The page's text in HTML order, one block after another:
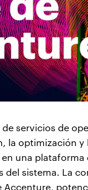
servicios de
la optimización
una
del sistema. La
Accenture,